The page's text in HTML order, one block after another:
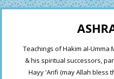
Teachings of Hakim al-Umma
& his spiritual successors,
Hayy 'Arifi (may Allah bless